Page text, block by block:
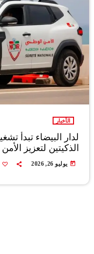
الأخبار
لدار البيضاء تبدأ
الذكيتين لتعزيز
today يوليو 26, 2026